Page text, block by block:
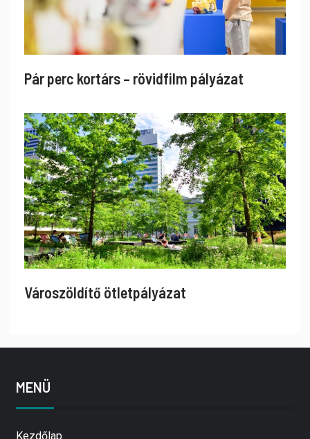
Pár perc kortárs – rövidfilm pályázat
Városzöldítő ötletpályázat
MENÜ
Kezdőlap